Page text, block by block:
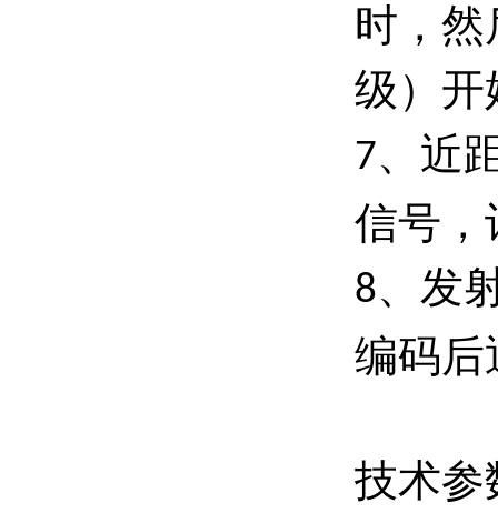
时，
级）开
7、近
信号，
8、发
编码后
技术参